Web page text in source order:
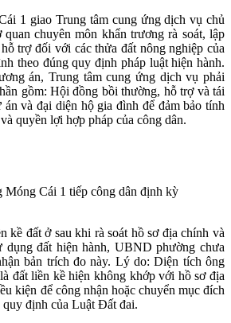
1 giao Trung tâm cung ứng dịch vụ chủ
chuyên môn khẩn trương rà soát, lập
trợ đối với các thửa đất nông nghiệp của
theo đúng quy định pháp luật hiện hành.
án, Trung tâm cung ứng dịch vụ phải
gồm: Hội đồng bồi thường, hỗ trợ và tái
và đại diện hộ gia đình để đảm bảo tính
quyền lợi hợp pháp của công dân.
Móng Cái 1 tiếp công dân định kỳ
kề đất ở sau khi rà soát hồ sơ địa chính và
dụng đất hiện hành, UBND phường chưa
bản trích đo này. Lý do: Diện tích ông
đất liền kề hiện không khớp với hồ sơ địa
kiện để công nhận hoặc chuyển mục đích
quy định của Luật Đất đai.